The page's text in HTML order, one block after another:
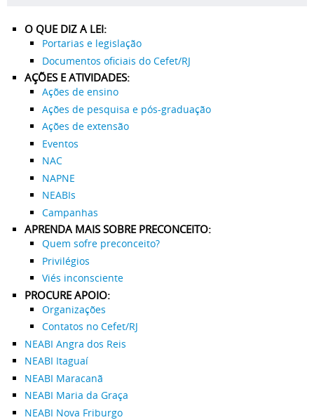
O QUE DIZ A LEI:
Portarias e legislação
Documentos oficiais do Cefet/RJ
AÇÕES E ATIVIDADES:
Ações de ensino
Ações de pesquisa e pós-graduação
Ações de extensão
Eventos
NAC
NAPNE
NEABIs
Campanhas
APRENDA MAIS SOBRE PRECONCEITO:
Quem sofre preconceito?
Privilégios
Viés inconsciente
PROCURE APOIO:
Organizações
Contatos no Cefet/RJ
NEABI Angra dos Reis
NEABI Itaguaí
NEABI Maracanã
NEABI Maria da Graça
NEABI Nova Friburgo